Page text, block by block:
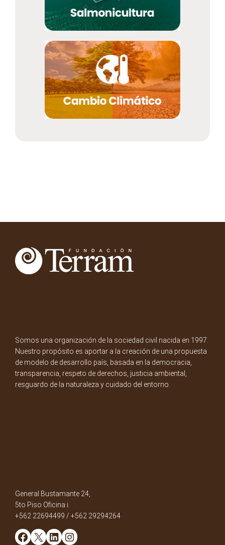
Somos una organización de la sociedad civil nacida en 1997.
Nuestro propósito es aportar a la creación de una propuesta
de modelo de desarrollo país, basada en la democracia,
transparencia, respeto de derechos, justicia ambiental,
resguardo de la naturaleza y cuidado del entorno.
General Bustamante 24,
5to Piso Oficina i.
+562 22694499 / +562 29294264